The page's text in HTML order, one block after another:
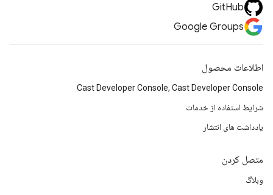
GitHub
Google Groups
اطلاعات محصول
Cast Developer Console, Cast Developer Console
شرایط استفاده از خدمات
یادداشت های انتشار
متصل کردن
وبلاگ